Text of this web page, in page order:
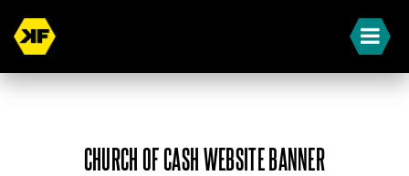
CHURCH OF CASH WEBSITE BANNER